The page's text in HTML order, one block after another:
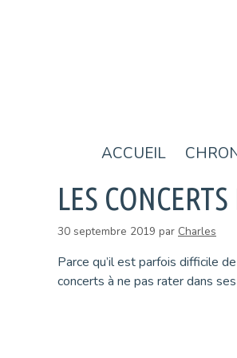
ACCUEIL
LES
30 septembre 2019 par Charles
Parce qu’il est parfois difficile
concerts à ne pas rater dans